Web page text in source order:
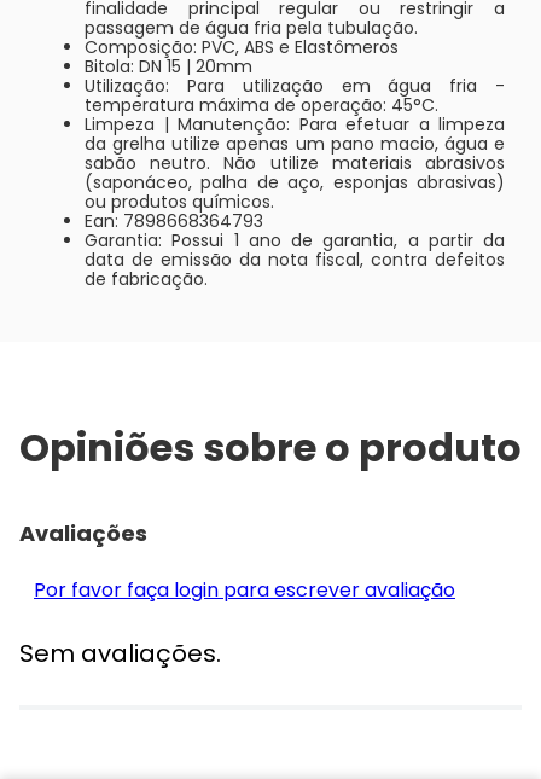
finalidade principal regular ou restringir a
passagem de água fria pela tubulação.
Composição: PVC, ABS e Elastômeros
Bitola: DN 15 | 20mm
Utilização: Para utilização em água fria -
temperatura máxima de operação: 45°C.
Limpeza | Manutenção: Para efetuar a limpeza
da grelha utilize apenas um pano macio, água e
sabão neutro. Não utilize materiais abrasivos
(saponáceo, palha de aço, esponjas abrasivas)
ou produtos químicos.
Ean: 7898668364793
Garantia: Possui 1 ano de garantia, a partir da
data de emissão da nota fiscal, contra defeitos
de fabricação.
Opiniões sobre o produto
Avaliações
Por favor faça login para escrever avaliação
Sem avaliações.